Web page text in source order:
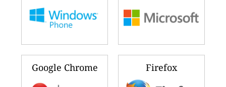
Google Chrome Firefox